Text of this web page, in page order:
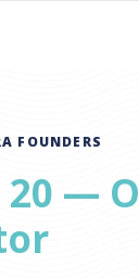
FOUNDERS
— O